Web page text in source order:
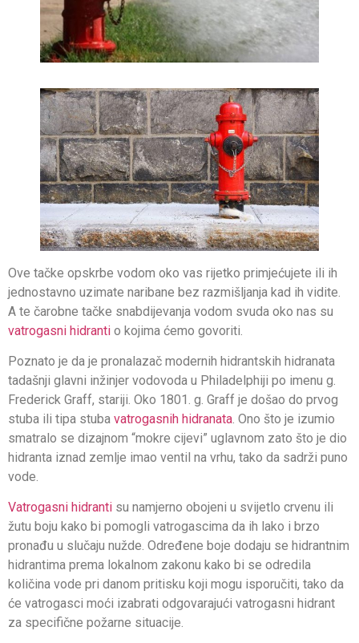
Ove tačke opskrbe vodom oko vas rijetko primjećujete ili ih
jednostavno uzimate naribane bez razmišljanja kad ih vidite.
A te čarobne tačke snabdijevanja vodom svuda oko nas su
vatrogasni hidranti o kojima ćemo govoriti.
Poznato je da je pronalazač modernih hidrantskih hidranata
tadašnji glavni inžinjer vodovoda u Philadelphiji po imenu g.
Frederick Graff, stariji. Oko 1801. g. Graff je došao do prvog
stuba ili tipa stuba vatrogasnih hidranata. Ono što je izumio
smatralo se dizajnom “mokre cijevi” uglavnom zato što je dio
hidranta iznad zemlje imao ventil na vrhu, tako da sadrži puno
vode.
Vatrogasni hidranti su namjerno obojeni u svijetlo crvenu ili
žutu boju kako bi pomogli vatrogascima da ih lako i brzo
pronađu u slučaju nužde. Određene boje dodaju se hidrantnim
hidrantima prema lokalnom zakonu kako bi se odredila
količina vode pri danom pritisku koji mogu isporučiti, tako da
će vatrogasci moći izabrati odgovarajući vatrogasni hidrant
za specifične požarne situacije.